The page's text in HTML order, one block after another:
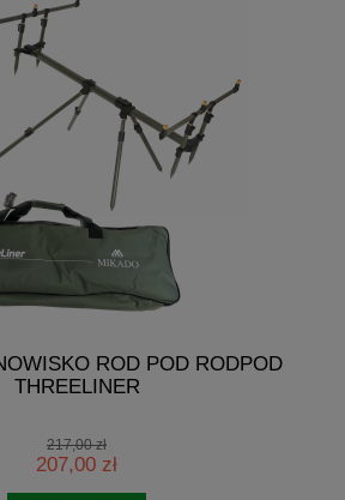
ROD POD RODPOD
THREELINER
217,00 zł
207,00 zł